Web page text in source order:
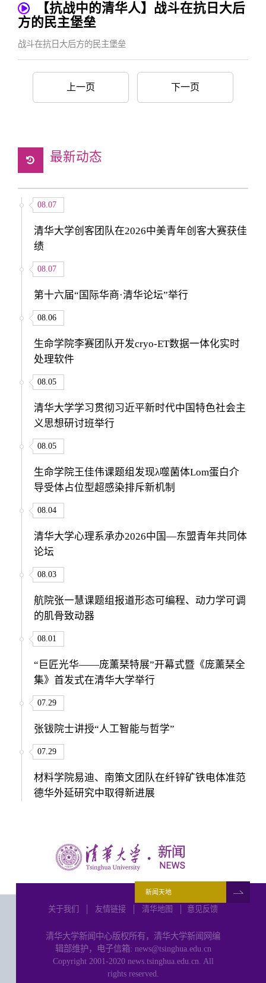
【抗战中的清华人】战斗在抗日大后
方的民主堡垒
战斗在抗日大后方的民主堡垒
上一页 下一页
最新动态
08.07
清华大学创客团队在2026中美青年创客大赛获佳
绩
08.07
第十六届“国际华商·清华论坛”举行
08.06
生命学院李赛团队开发cryo-ET数据一体化实时
处理软件
08.05
清华大学学习贯彻习近平新时代中国特色社会主
义思想研讨班举行
08.05
生命学院王佳伟课题组发现λ噬菌体Lom蛋白介
导受体占位型超感染排斥新机制
08.04
清华大学心理系承办2026中国—东盟青年共同体
论坛
08.03
航院张一慧课题组报道形态可编程、动力学可调
的肌骨致动器
08.01
“巨匠光华——庞薰琹特展”开幕式暨《庞薰琹全
集》首发式在清华大学举行
07.29
张钹院士讲授“人工智能与哲学”
07.29
材料学院易迪、南策文团队在纤锌矿铁电体准范
德华外延研究中取得新进展
新闻天地
关于我们 友情链接 清华地图 意见反馈
清华大学新闻中心版权所有，清华大学新闻网编
辑部维护，电子信箱: news@tsinghua.edu.cn
Copyright 2001-2020 news.tsinghua.edu.cn. All
rights reserved.